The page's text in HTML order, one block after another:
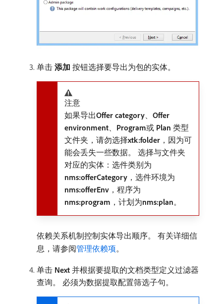
单击​ 添加 ​按钮选择要导出为包的实体。
注意
如果导出​Offer category
Offer
environment
Program​或​ Plan ​类型
文件夹，请勿选择​xtk:folder ，因为可
能会丢失一些数据。 选择与文件夹
对应的实体：选件类别为​
nms:offerCategory ，选件环境为​
nms:offerEnv ，程序为​
nms:program ，计划为​nms:plan。
依赖关系机制控制实体导出顺序。 有关详细信
息，请参阅管理依赖项。
单击​ Next ​并根据要提取的文档类型定义过滤器
查询。 必须为数据提取配置筛选子句。